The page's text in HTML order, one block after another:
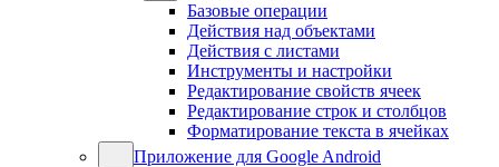
Базовые операции
Действия над объектами
Действия с листами
Инструменты и настройки
Редактирование свойств ячеек
Редактирование строк и столбцов
Форматирование текста в ячейках
Приложение для Google Android